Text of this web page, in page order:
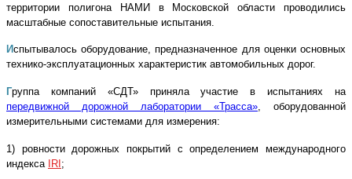
территории полигона НАМИ в Московской области проводились
масштабные сопоставительные испытания.
Испытывалось оборудование, предназначенное для оценки основных
технико-эксплуатационных характеристик автомобильных дорог.
Группа компаний «СДТ» приняла участие в испытаниях на
передвижной дорожной лаборатории «Трасса», оборудованной
измерительными системами для измерения:
1) ровности дорожных покрытий с определением международного
индекса IRI;